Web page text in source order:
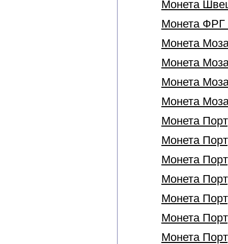
Монета
Монета ФРГ
Монета
Монета
Монета
Монета
Монета
Монета
Монета
Монета
Монета
Монета
Монета